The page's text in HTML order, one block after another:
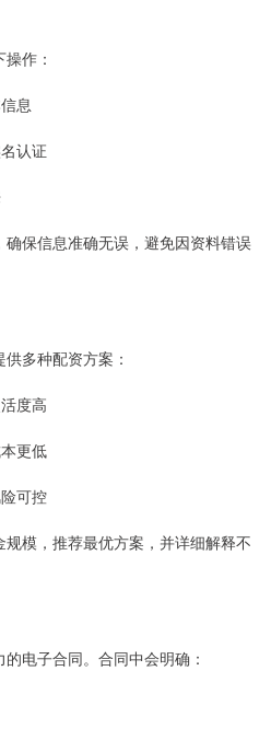
作：
息
认证
保信息准确无误，避免因资料错误
多种配资方案：
度高
更低
可控
模，推荐最优方案，并详细解释不
电子合同。合同中会明确：